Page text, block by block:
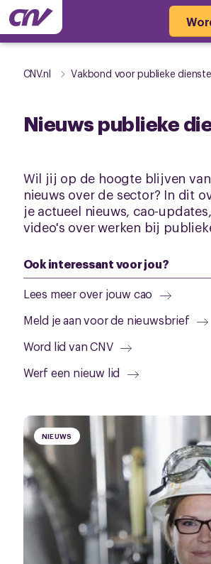
CNV.nl Vakbond voor publieke
Nieuws publieke
Wil jij op de hoogte blijven
nieuws over de sector? In dit
je actueel nieuws, cao-
video's over werken bij
Ook interessant voor jou?
Lees meer over jouw cao
Meld je aan voor de nieuwsbrief
Word lid van CNV
Werf een nieuw lid
NIEUWS